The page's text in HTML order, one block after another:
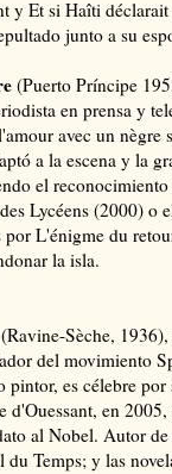
y Et si Haîti
junto a su
(Puerto Príncipe
en prensa y
avec un nègre
a la escena y la
el
Lycéens (2000) o
L'énigme du
la isla.
(Ravine-Sèche,
del movimiento
pintor, es célebre
d'Ouessant, en
al Nobel. Autor
Temps; y las